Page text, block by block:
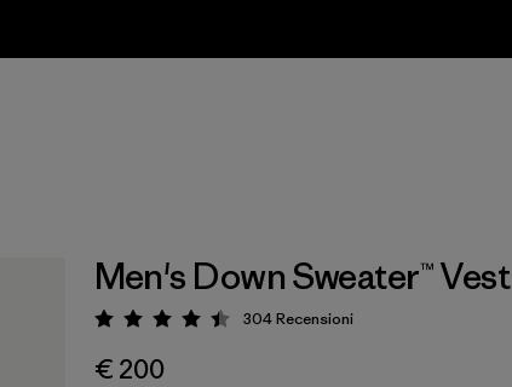
Men's Down Sweater™ Vest
Valutazione: 4.5 / 5
304Recensioni
€ 200